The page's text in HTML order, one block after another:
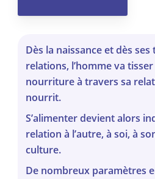
Dès la naissance et dès
relations, l’homme va
nourriture à travers sa
nourrit.
S’alimenter devient alors
relation à l’autre, à soi, à
culture.
De nombreux paramètres